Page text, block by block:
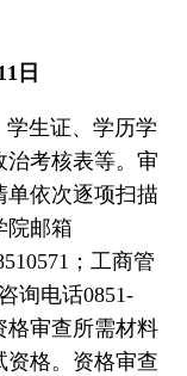
日
生证、学历学
治考核表等。审
单依次逐项扫描
院邮箱
；工商管
询电话0851-
格审查所需材料
资格。资格审查